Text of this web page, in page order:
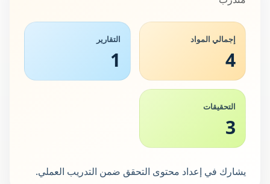
إجمالي المواد
4
التقارير
1
التحقيقات
3
يشارك في إعداد محتوى التحقق ضمن التدريب العملي.